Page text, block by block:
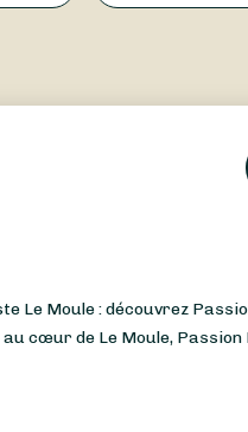
Le Moule : découvrez
cœur de Le Moule, Passion